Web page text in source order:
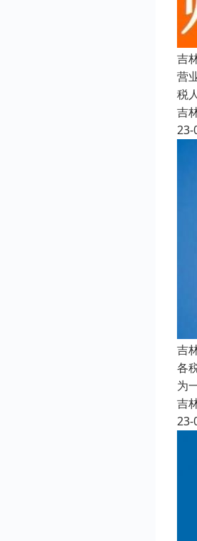
吉
营
税
吉
23-
吉
各
为
吉
23-